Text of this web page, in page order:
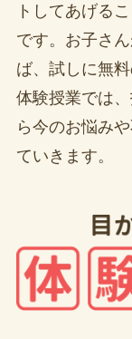
トしてあげる
です。お子さ
ば、試しに無
体験授業では
ら今のお悩み
ていきます。